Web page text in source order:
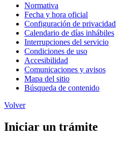
Normativa
Fecha y hora oficial
Configuración de privacidad
Calendario de días inhábiles
Interrupciones del servicio
Condiciones de uso
Accesibilidad
Comunicaciones y avisos
Mapa del sitio
Búsqueda de contenido
Volver
Iniciar un trámite